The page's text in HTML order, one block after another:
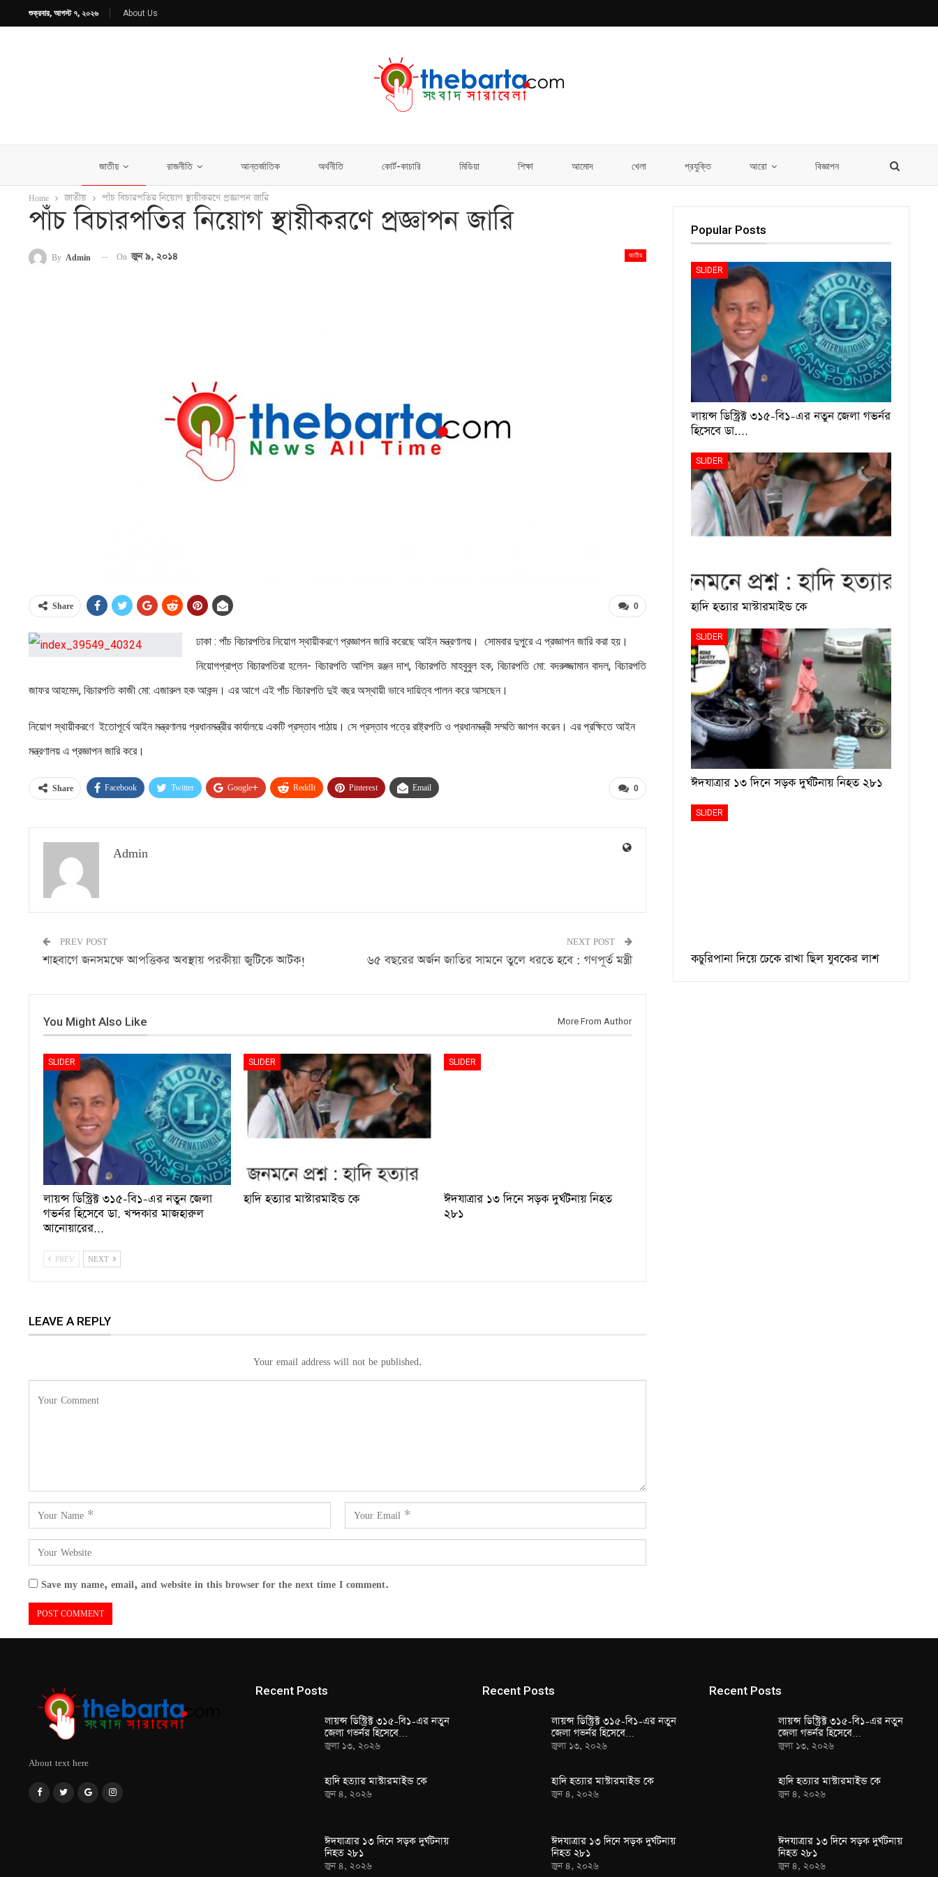
শুক্রবার, আগস্ট ৭, ২০২৬ About Us
জাতীয় রাজনীতি আন্তর্জাতিক অর্থনীতি কোর্ট-কাচারি মিডিয়া শিক্ষা আমোদ খেলা প্রযুক্তি আরো বিজ্ঞাপন
Home জাতীয় পাঁচ বিচারপতির নিয়োগ স্থায়ীকরণে প্রজ্ঞাপন জারি
পাঁচ বিচারপতির নিয়োগ স্থায়ীকরণে প্রজ্ঞাপন জারি
জাতীয়
By Admin On জুন ৯, ২০১৪
0
Share
ঢাকা : পাঁচ বিচারপতির নিয়োগ স্থায়ীকরণে প্রজ্ঞাপন জারি করেছে আইন মন্ত্রণালয়। সোমবার দুপুরে এ প্রজ্ঞাপন জারি করা হয়।
নিয়োগপ্রাপ্ত বিচারপতিরা হলেন- বিচারপতি আশিস রঞ্জন দাশ, বিচারপতি মাহবুবুল হক, বিচারপতি মো: বদরুজ্জামান বাদল, বিচারপতি
জাফর আহমেদ, বিচারপতি কাজী মো: এজারুল হক আকন্দ। এর আগে এই পাঁচ বিচারপতি দুই বছর অস্থায়ী ভাবে দায়িত্ব পালন করে আসছেন।
নিয়োগ স্থায়ীকরণে ইতোপূর্বে আইন মন্ত্রণালয় প্রধানমন্ত্রীর কার্যালয়ে একটি প্রস্তাব পাঠায়। সে প্রস্তাব পত্রে রাষ্ট্রপতি ও প্রধানমন্ত্রী সম্মতি জ্ঞাপন করেন। এর প্রক্ষিতে আইন
মন্ত্রণালয় এ প্রজ্ঞাপন জারি করে।
0
Share Facebook Twitter Google+ ReddIt Pinterest Email
Admin
PREV POST
শাহবাগে জনসমক্ষে আপত্তিকর অবস্থায় পরকীয়া জুটিকে আটক!
NEXT POST
৬৫ বছরের অর্জন জাতির সামনে তুলে ধরতে হবে : গণপূর্ত মন্ত্রী
You Might Also Like More From Author
SLIDER
লায়ন্স ডিস্ট্রিক্ট ৩১৫-বি১-এর নতুন জেলা
গভর্নর হিসেবে ডা. খন্দকার মাজহারুল
আনোয়ারের…
SLIDER
হাদি হত্যার মাস্টারমাইন্ড কে
SLIDER
ঈদযাত্রার ১৩ দিনে সড়ক দুর্ঘটনায় নিহত
২৮১
PREV NEXT
LEAVE A REPLY
Your email address will not be published.
Save my name, email, and website in this browser for the next time I comment.
Popular Posts
SLIDER
লায়ন্স ডিস্ট্রিক্ট ৩১৫-বি১-এর নতুন জেলা গভর্নর
হিসেবে ডা.…
SLIDER
হাদি হত্যার মাস্টারমাইন্ড কে
SLIDER
ঈদযাত্রার ১৩ দিনে সড়ক দুর্ঘটনায় নিহত ২৮১
SLIDER
কচুরিপানা দিয়ে ঢেকে রাখা ছিল যুবকের লাশ
About text here
Recent Posts
লায়ন্স ডিস্ট্রিক্ট ৩১৫-বি১-এর নতুন
জেলা গভর্নর হিসেবে…
জুলা ১৩, ২০২৬
হাদি হত্যার মাস্টারমাইন্ড কে
জুন ৪, ২০২৬
ঈদযাত্রার ১৩ দিনে সড়ক দুর্ঘটনায়
নিহত ২৮১
জুন ৪, ২০২৬
Recent Posts
লায়ন্স ডিস্ট্রিক্ট ৩১৫-বি১-এর নতুন
জেলা গভর্নর হিসেবে…
জুলা ১৩, ২০২৬
হাদি হত্যার মাস্টারমাইন্ড কে
জুন ৪, ২০২৬
ঈদযাত্রার ১৩ দিনে সড়ক দুর্ঘটনায়
নিহত ২৮১
জুন ৪, ২০২৬
Recent Posts
লায়ন্স ডিস্ট্রিক্ট ৩১৫-বি১-এর নতুন
জেলা গভর্নর হিসেবে…
জুলা ১৩, ২০২৬
হাদি হত্যার মাস্টারমাইন্ড কে
জুন ৪, ২০২৬
ঈদযাত্রার ১৩ দিনে সড়ক দুর্ঘটনায়
নিহত ২৮১
জুন ৪, ২০২৬